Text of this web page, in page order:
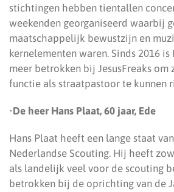
stichtingen hebben tientallen
weekenden georganiseerd waarbij
maatschappelijk bewustzijn en
kernelementen waren. Sinds 2016 is
meer betrokken bij JesusFreaks
functie als straatpastoor te kunnen
•De heer Hans Plaat, 60 jaar, Ede
Hans Plaat heeft een lange staat
Nederlandse Scouting. Hij heeft
als landelijk veel voor de scouting
betrokken bij de oprichting van de